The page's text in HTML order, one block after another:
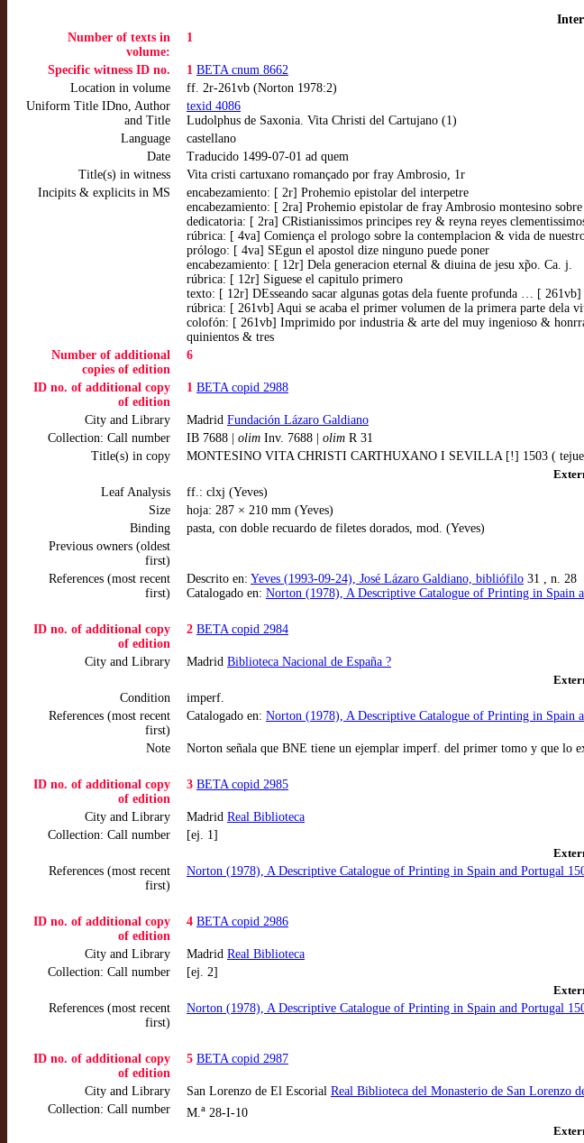
Number of texts in
volume:
1
Specific witness ID no. 1 BETA cnum 8662
Location in volume
ff. 2r-261vb (Norton 1978:2)
Uniform Title IDno, Author
and Title
texid 4086
Ludolphus de Saxonia. Vita Christi del Cartujano (1)
Language
castellano
Date
Traducido 1499-07-01 ad quem
Title(s) in witness
Vita cristi cartuxano romançado por fray Ambrosio, 1r
Incipits & explicits in MS
encabezamiento: [ 2r] Prohemio epistolar del interpetre
encabezamiento: [ 2ra] Prohemio epistolar de fray Ambrosio montesino
dedicatoria: [ 2ra] CRistianissimos principes rey & reyna reyes
rúbrica: [ 4va] Comiença el prologo sobre la contemplacion & vida de
prólogo: [ 4va] SEgun el apostol dize ninguno puede poner
encabezamiento: [ 12r] Dela generacion eternal & diuina de jesu xp̃o. Ca. j.
rúbrica: [ 12r] Siguese el capitulo primero
texto: [ 12r] DEsseando sacar algunas gotas dela fuente profunda … [
rúbrica: [ 261vb] Aqui se acaba el primer volumen de la primera parte
colofón: [ 261vb] Imprimido por industria & arte del muy ingenioso &
quinientos & tres
Number of additional
copies of edition
6
ID no. of additional copy
of edition
1 BETA copid 2988
City and Library Madrid Fundación Lázaro Galdiano
Collection: Call number
IB 7688 | olim Inv. 7688 | olim R 31
Title(s) in copy
MONTESINO VITA CHRISTI CARTHUXANO I SEVILLA [!] 1503 (
Leaf Analysis
ff.: clxj (Yeves)
Size
hoja: 287 × 210 mm (Yeves)
Binding
pasta, con doble recuardo de filetes dorados, mod. (Yeves)
Previous owners (oldest
first)
References (most recent
first)
Descrito en: Yeves (1993-09-24), José Lázaro Galdiano, bibliófilo 31 , n. 28
Catalogado en: Norton (1978), A Descriptive Catalogue of Printing in Spain
ID no. of additional copy
of edition
2 BETA copid 2984
City and Library Madrid Biblioteca Nacional de España ?
Condition
imperf.
References (most recent
first)
Catalogado en: Norton (1978), A Descriptive Catalogue of Printing in Spain
Note Norton señala que BNE tiene un ejemplar imperf. del primer tomo y que lo
ID no. of additional copy
of edition
3 BETA copid 2985
City and Library Madrid Real Biblioteca
Collection: Call number
[ej. 1]
References (most recent
first)
Norton (1978), A Descriptive Catalogue of Printing in Spain and Portugal
ID no. of additional copy
of edition
4 BETA copid 2986
City and Library Madrid Real Biblioteca
Collection: Call number
[ej. 2]
References (most recent
first)
Norton (1978), A Descriptive Catalogue of Printing in Spain and Portugal
ID no. of additional copy
of edition
5 BETA copid 2987
City and Library San Lorenzo de El Escorial Real Biblioteca del Monasterio de San Lorenzo
Collection: Call number
M. a 28-I-10